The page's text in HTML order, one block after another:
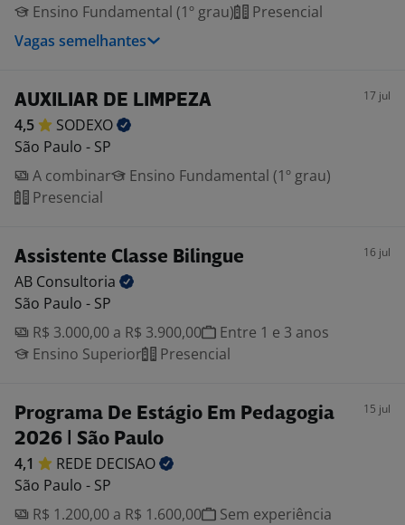
Ensino Fundamental (1º grau)
Presencial
Vagas semelhantes
AUXILIAR DE LIMPEZA 17 jul
4,5
SODEXO
São Paulo - SP
A combinar
Ensino Fundamental (1º grau)
Presencial
Assistente Classe Bilingue 16 jul
AB Consultoria
São Paulo - SP
R$ 3.000,00 a R$ 3.900,00
Entre 1 e 3 anos
Ensino Superior
Presencial
Programa De Estágio Em Pedagogia
2026 | São Paulo
15 jul
4,1 REDE DECISAO
São Paulo - SP
R$ 1.200,00 a R$ 1.600,00
Sem experiência